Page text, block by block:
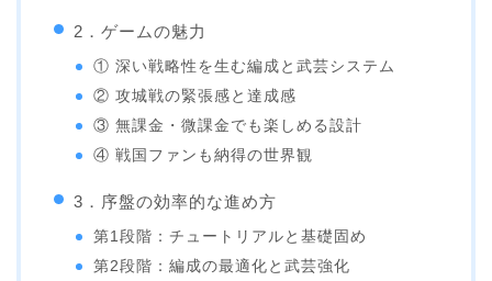
2．ゲームの魅力
① 深い戦略性を生む編成と武芸システム
② 攻城戦の緊張感と達成感
③ 無課金・微課金でも楽しめる設計
④ 戦国ファンも納得の世界観
3．序盤の効率的な進め方
第1段階：チュートリアルと基礎固め
第2段階：編成の最適化と武芸強化